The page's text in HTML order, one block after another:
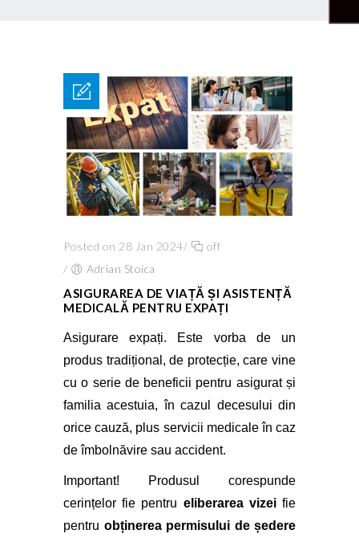
Posted on 28 Jan 2024/
off
/
Adrian Stoica
ASIGURAREA DE VIAȚĂ ȘI ASISTENȚĂ
MEDICALĂ PENTRU EXPAȚI
Asigurare expați. Este vorba de un
produs tradițional, de protecție, care vine
cu o serie de beneficii pentru asigurat și
familia acestuia, în cazul decesului din
orice cauză, plus servicii medicale în caz
de îmbolnăvire sau accident.
Important! Produsul corespunde
cerințelor fie pentru eliberarea vizeifie
pentru obținerea permisului de ședere